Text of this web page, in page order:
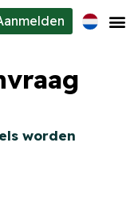
worden